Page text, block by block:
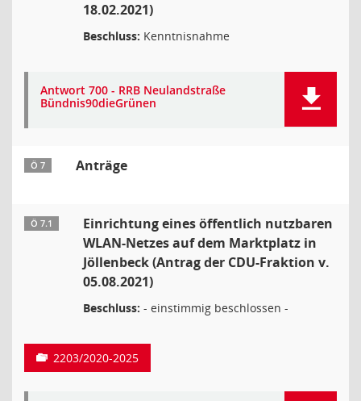
18.02.2021)
Beschluss: Kenntnisnahme
Antwort 700 - RRB Neulandstraße
Bündnis90dieGrünen
Ö 7 Anträge
Ö 7.1
Einrichtung eines öffentlich nutzbaren
WLAN-Netzes auf dem Marktplatz in
Jöllenbeck (Antrag der CDU-Fraktion v.
05.08.2021)
Beschluss: - einstimmig beschlossen -
2203/2020-2025